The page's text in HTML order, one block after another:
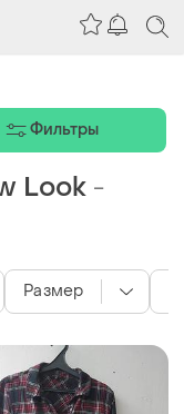
Look -
Размер
Фильтры